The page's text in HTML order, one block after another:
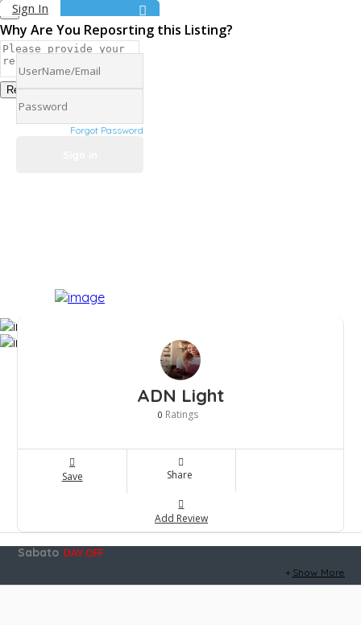
Why Are You Reposrting this Listing?
Report Now!
Sign In
Forgot Password
ADN Light
0 Ratings
Save Share
Add Review
Sabato DAY OFF
Show More